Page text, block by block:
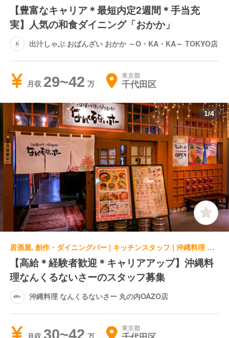
【豊富なキャリア＊最短内定2週間＊手当充
実】人気の和食ダイニング「おかか」
出汁しゃぶ おばんざい おかか ～O・KA・KA～ TOKYO店
月収 29~42 東京都
千代田区
1/4
居酒屋, 創作・ダイニングバー | キッチンスタッフ | 沖縄料理 なんくるないさー 丸の内OAZO店
【高給＊経験者歓迎＊キャリアアップ】沖縄料
理なんくるないさーのスタッフ募集
沖縄料理 なんくるないさー 丸の内OAZO店
30~42 東京都